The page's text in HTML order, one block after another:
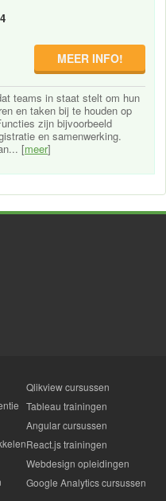
MEER INFO!
teams in staat stelt om hun
en taken bij te houden op
zijn bijvoorbeeld
en samenwerking.
[meer]
Qlikview cursussen
Tableau trainingen
Angular cursussen
React.js trainingen
Webdesign opleidingen
Google Analytics cursussen